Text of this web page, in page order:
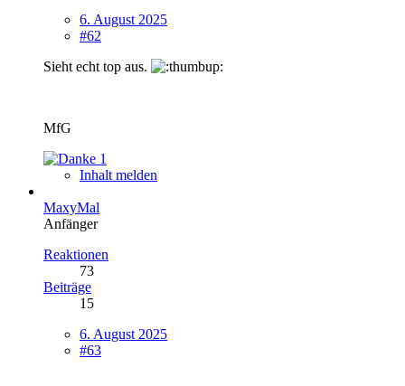
6. August 2025
#62
Sieht echt top aus.
MfG
1
Inhalt melden
MaxyMal
Anfänger
Reaktionen
73
Beiträge
15
6. August 2025
#63